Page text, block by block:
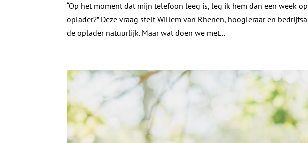
“Op het moment dat mijn telefoon leeg is, leg ik hem dan een week
oplader?” Deze vraag stelt Willem van Rhenen, hoogleraar en
de oplader natuurlijk. Maar wat doen we met...